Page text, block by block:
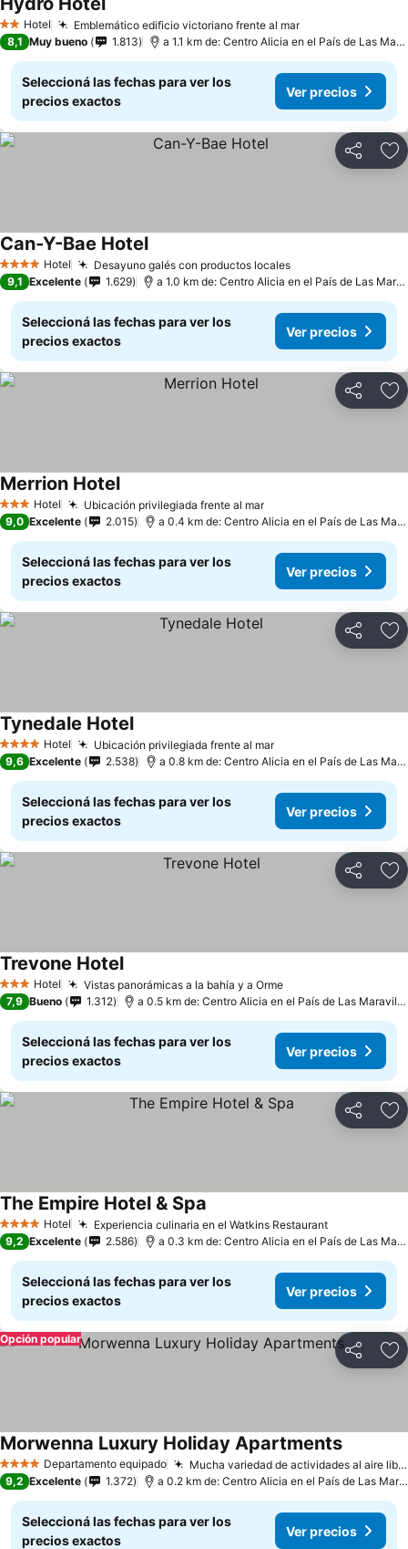
2 Estrellas
Hotel Emblemático edificio victoriano frente al mar
8,1 Muy bueno 1.813 a 1.1 km de: Centro Alicia en el País de Las Maravillas
Seleccioná las fechas para ver los
precios exactos
Ver precios
Compartir
4 EstrellasHotel Desayuno galés con productos locales
Can-Y-Bae Hotel
9,1 Excelente 1.629 a 1.0 km de: Centro Alicia en el País de Las Maravillas
Seleccioná las fechas para ver los
precios exactos
Ver precios
Compartir
3 Estrellas
Hotel Ubicación privilegiada frente al mar
Merrion Hotel
9,0 Excelente 2.015 a 0.4 km de: Centro Alicia en el País de Las Maravillas
Seleccioná las fechas para ver los
precios exactos
Ver precios
Compartir
4 EstrellasHotel Ubicación privilegiada frente al mar
Tynedale Hotel
9,6 Excelente 2.538 a 0.8 km de: Centro Alicia en el País de Las Maravillas
Seleccioná las fechas para ver los
precios exactos
Ver precios
Compartir
3 Estrellas
Hotel Vistas panorámicas a la bahía y a Orme
Trevone Hotel
7,9 Bueno 1.312 a 0.5 km de: Centro Alicia en el País de Las Maravillas
Seleccioná las fechas para ver los
precios exactos
Ver precios
Compartir
4 EstrellasHotel Experiencia culinaria en el Watkins Restaurant
The Empire Hotel & Spa
9,2 Excelente 2.586 a 0.3 km de: Centro Alicia en el País de Las Maravillas
Seleccioná las fechas para ver los
precios exactos
Ver precios
Compartir
Opción popular
4 EstrellasDepartamento equipado Mucha variedad de actividades al aire libre cerca
Morwenna Luxury Holiday Apartments
9,2 Excelente 1.372 a 0.2 km de: Centro Alicia en el País de Las Maravillas
Seleccioná las fechas para ver los
precios exactos
Ver precios